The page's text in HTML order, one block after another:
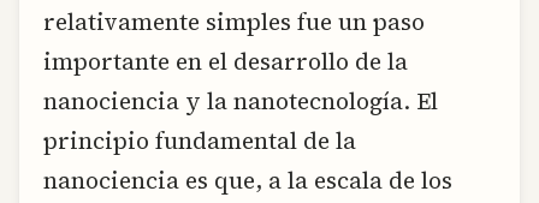
relativamente simples fue un paso
importante en el desarrollo de la
nanociencia y la nanotecnología. El
principio fundamental de la
nanociencia es que, a la escala de los